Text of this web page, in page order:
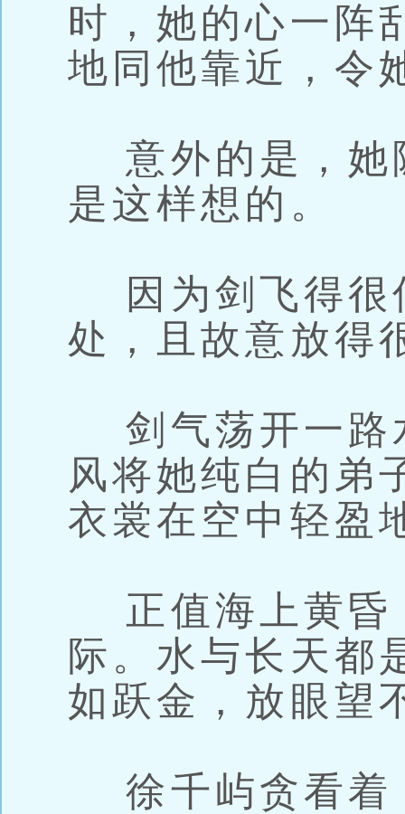
时，她的心一阵
地同他靠近，令
意外的是，她
是这样想的。
因为剑飞得很
处，且故意放得
剑气荡开一路
风将她纯白的弟
衣裳在空中轻盈
正值海上黄昏
际。水与长天都
如跃金，放眼望
徐千屿贪看着